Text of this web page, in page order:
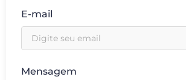
E-mail
Mensagem